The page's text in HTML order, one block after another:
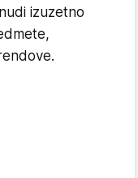
izuzetno